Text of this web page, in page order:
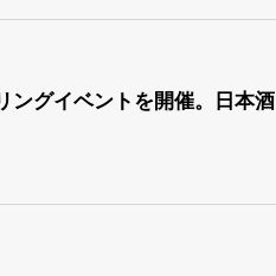
グイベントを開催。日本酒